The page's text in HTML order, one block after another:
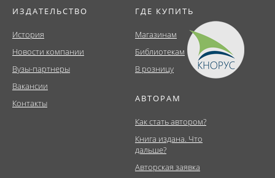
ИЗДАТЕЛЬСТВО
История
Новости компании
Вузы-партнеры
Вакансии
Контакты
ГДЕ КУПИТЬ
Магазинам
Библиотекам
В розницу
АВТОРАМ
Как стать автором?
Книга издана. Что
дальше?
Авторская заявка